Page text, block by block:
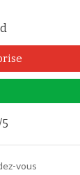
vous